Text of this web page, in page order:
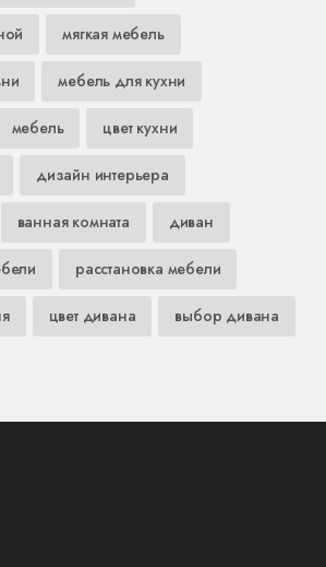
мягкая мебель
мебель для кухни
мебель цвет кухни
дизайн интерьера
ванная комната диван
расстановка мебели
цвет дивана выбор дивана